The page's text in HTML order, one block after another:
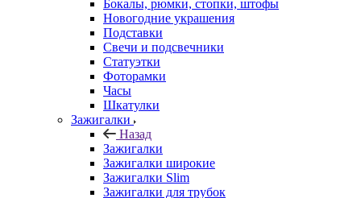
Бокалы, рюмки, стопки, штофы
Новогодние украшения
Подставки
Свечи и подсвечники
Статуэтки
Фоторамки
Часы
Шкатулки
Зажигалки
Назад
Зажигалки
Зажигалки широкие
Зажигалки Slim
Зажигалки для трубок